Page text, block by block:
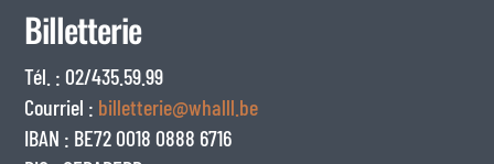
Billetterie
Tél. : 02/435.59.99
Courriel : billetterie@whalll.be
IBAN : BE72 0018 0888 6716